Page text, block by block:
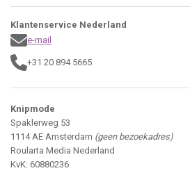
Klantenservice Nederland
e-mail
+31 20 894 5665
Knipmode
Spaklerweg 53
1114 AE Amsterdam (geen bezoekadres)
Roularta Media Nederland
KvK: 60880236